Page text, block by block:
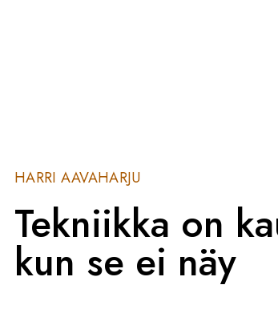
HARRI AAVAHARJU
Tekniikka on
kun se ei näy